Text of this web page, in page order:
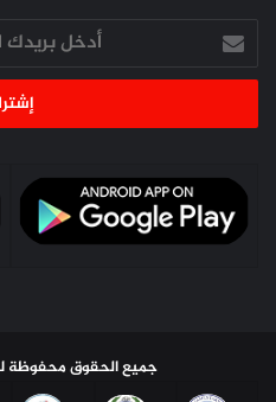
أدخل
بريدك
الإلكتروني
جميع الحقوق محفوظة